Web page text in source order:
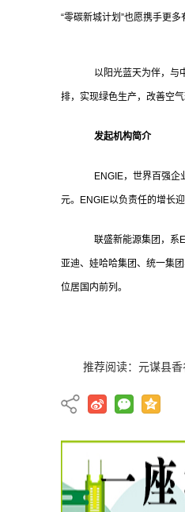
“零碳新城计划”也愿携手更
以阳光蓝天为伴，与中
排，实现绿色生产，改善空气
发起机构简介
ENGIE，世界百强企
元。ENGIE以负责任的增长
联盛新能源集团，系
亚迪、娃哈哈集团、统一集
位居国内前列。
推荐阅读： 元谋县